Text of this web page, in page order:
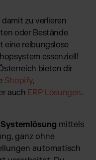
zu verlieren
oder Bestände
eine reibungslose
essenziell!
bieten dir
Shopify,
auch ERP Lösungen.
mittels
ganz ohne
automatisch